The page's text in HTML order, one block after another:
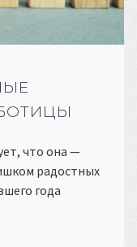
что она —
радостных
года